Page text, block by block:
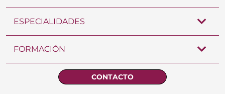
ESPECIALIDADES
FORMACIÓN
CONTACTO